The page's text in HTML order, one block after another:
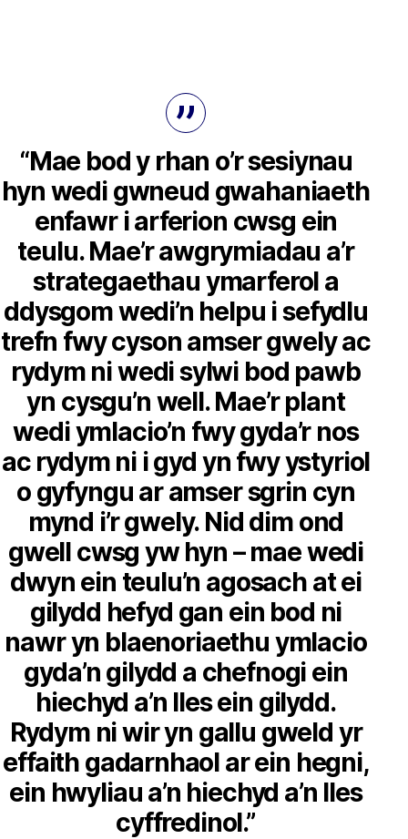
“Mae bod y rhan o’r sesiynau
hyn wedi gwneud gwahaniaeth
enfawr i arferion cwsg ein
teulu. Mae’r awgrymiadau a’r
strategaethau ymarferol a
ddysgom wedi’n helpu i sefydlu
trefn fwy cyson amser gwely ac
rydym ni wedi sylwi bod pawb
yn cysgu’n well. Mae’r plant
wedi ymlacio’n fwy gyda’r nos
ac rydym ni i gyd yn fwy ystyriol
o gyfyngu ar amser sgrin cyn
mynd i’r gwely. Nid dim ond
gwell cwsg yw hyn – mae wedi
dwyn ein teulu’n agosach at ei
gilydd hefyd gan ein bod ni
nawr yn blaenoriaethu ymlacio
gyda’n gilydd a chefnogi ein
hiechyd a’n lles ein gilydd.
Rydym ni wir yn gallu gweld yr
effaith gadarnhaol ar ein hegni,
ein hwyliau a’n hiechyd a’n lles
cyffredinol.”